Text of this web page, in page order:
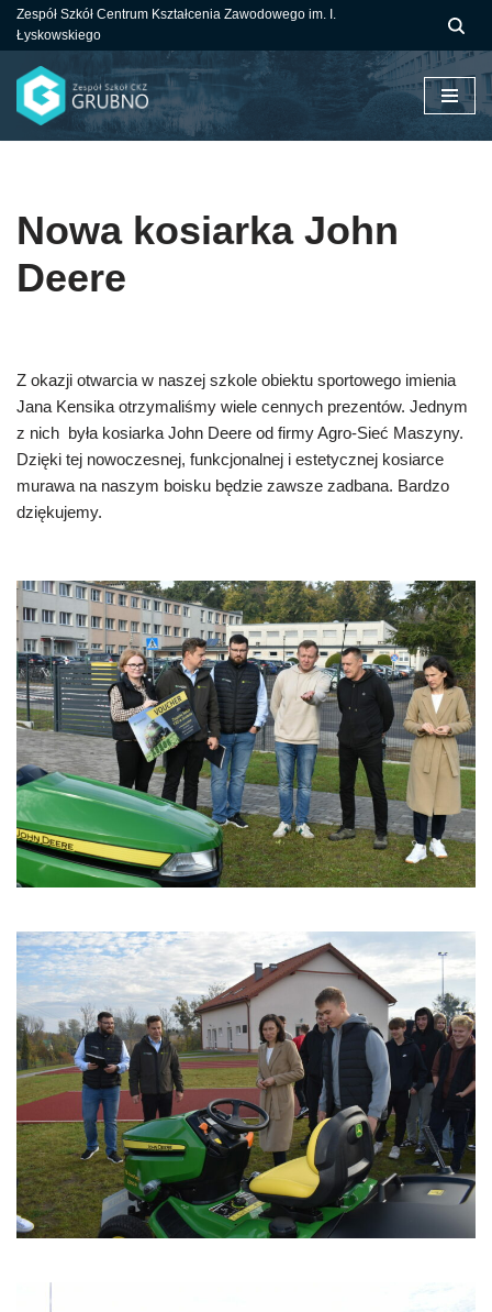
do
treści
Zespół Szkół Centrum Kształcenia Zawodowego im. I.
Łyskowskiego
Nowa kosiarka John
Deere
Z okazji otwarcia w naszej szkole obiektu sportowego imienia
Jana Kensika otrzymaliśmy wiele cennych prezentów. Jednym
z nich była kosiarka John Deere od firmy Agro-Sieć Maszyny.
Dzięki tej nowoczesnej, funkcjonalnej i estetycznej kosiarce
murawa na naszym boisku będzie zawsze zadbana. Bardzo
dziękujemy.